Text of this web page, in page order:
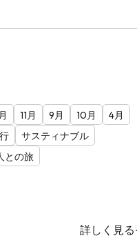
11月 9月 10月
4月
サスティナブル
との旅
詳しく見る